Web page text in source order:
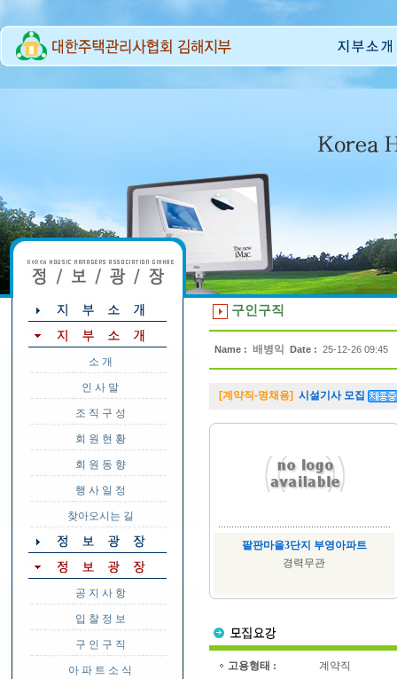
소 개
인 사 말
조 직 구 성
회 원 현 황
회 원 동 향
행 사 일 정
찾아오시는 길
공 지 사 항
입 찰 정 보
구 인 구 직
아 파 트 소 식
구인구직
Name : 배병익 Date : 25-12-26 09:45
[계약직-명채용] 시설기사 모집
팔판마을3단지 부영아파트
경력무관
고용형태 :
계약직